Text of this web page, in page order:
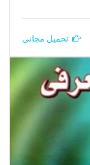
تحميل مجاني